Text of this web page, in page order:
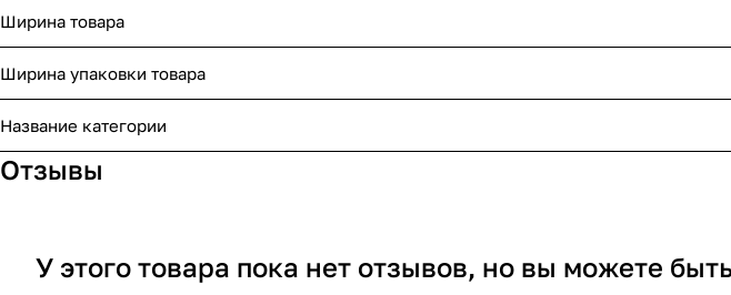
Ширина товара
Ширина упаковки товара
Название категории
Отзывы
У этого товара пока нет отзывов, но вы можете